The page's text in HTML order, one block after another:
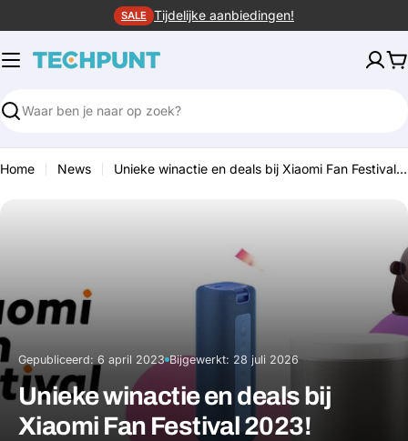
naar
inhoud
SALE Tijdelijke aanbiedingen!
Zoeken
Home News Unieke winactie en deals bij Xiaomi Fan Festival 2023!
Gepubliceerd: 6 april 2023 Bijgewerkt: 28 juli 2026
Unieke winactie en deals bij
Xiaomi Fan Festival 2023!